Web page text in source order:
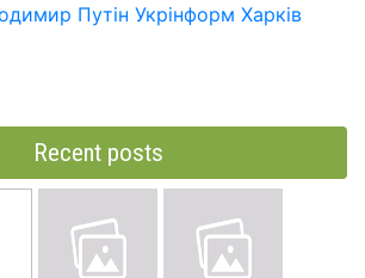
Путін Укрінформ Харків
Recent posts